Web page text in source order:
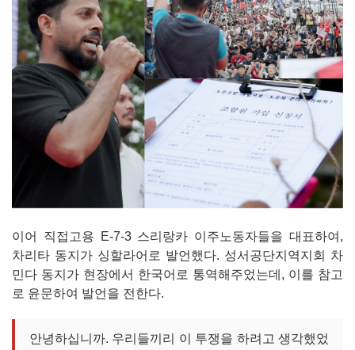
이어 직접고용 E-7-3 스리랑카 이주노동자들을 대표하여,
차리타 동지가 싱할라어로 발언했다. 성서공단지역지회 차
민다 동지가 현장에서 한국어로 통역해주었는데, 이를 참고
로 윤문하여 발언을 전한다.
안녕하십니까. 우리들끼리 이 투쟁을 하려고 생각했었